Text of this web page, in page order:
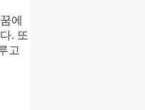
에
. 또
고